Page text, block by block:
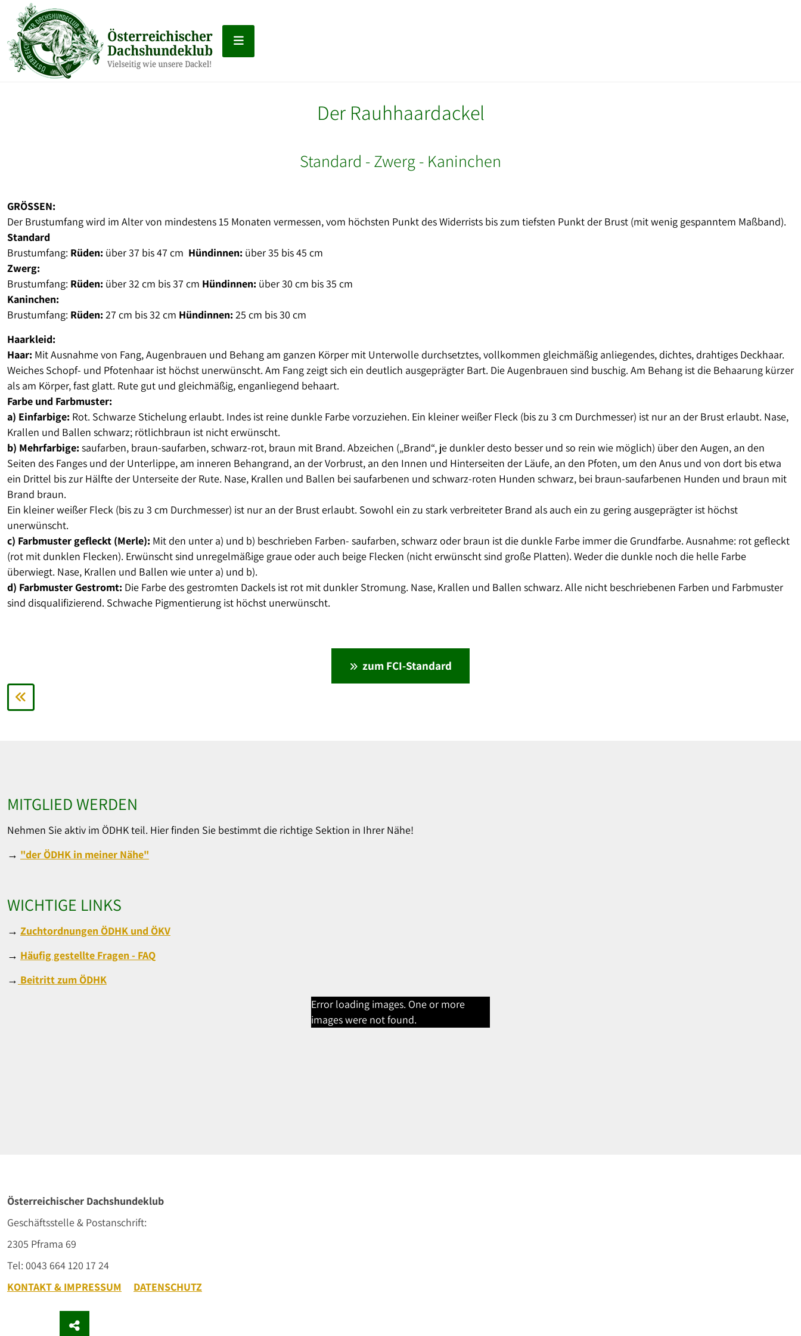
Der Rauhhaardackel
Standard - Zwerg - Kaninchen
GRÖSSEN:
Der Brustumfang wird im Alter von mindestens 15 Monaten vermessen, vom höchsten Punkt des Widerrists bis zum tiefsten Punkt der Brust (mit wenig gespanntem Maßband).
Standard
Brustumfang: Rüden: über 37 bis 47 cm Hündinnen: über 35 bis 45 cm
Zwerg:
Brustumfang: Rüden: über 32 cm bis 37 cm Hündinnen: über 30 cm bis 35 cm
Kaninchen:
Brustumfang: Rüden:27 cm bis 32 cm Hündinnen:25 cm bis 30 cm
Haarkleid:
Haar: Mit Ausnahme von Fang, Augenbrauen und Behang am ganzen Körper mit Unterwolle durchsetztes, vollkommen gleichmäßig anliegendes, dichtes, drahtiges Deckhaar.
Weiches Schopf- und Pfotenhaar ist höchst unerwünscht. Am Fang zeigt sich ein deutlich ausgeprägter Bart. Die Augenbrauen sind buschig. Am Behang ist die Behaarung kürzer
als am Körper, fast glatt. Rute gut und gleichmäßig, enganliegend behaart.
Farbe und Farbmuster:
a) Einfarbige: Rot. Schwarze Stichelung erlaubt. Indes ist reine dunkle Farbe vorzuziehen. Ein kleiner weißer Fleck (bis zu 3 cm Durchmesser) ist nur an der Brust erlaubt. Nase,
Krallen und Ballen schwarz; rötlichbraun ist nicht erwünscht.
b) Mehrfarbige:saufarben, braun-saufarben, schwarz-rot, braun mit Brand. Abzeichen („Brand“, je dunkler desto besser und so rein wie möglich) über den Augen, an den
Seiten des Fanges und der Unterlippe, am inneren Behangrand, an der Vorbrust, an den Innen und Hinterseiten der Läufe, an den Pfoten, um den Anus und von dort bis etwa
ein Drittel bis zur Hälfte der Unterseite der Rute. Nase, Krallen und Ballen bei saufarbenen und schwarz-roten Hunden schwarz, bei braun-saufarbenen Hunden und braun mit
Brand braun.
Ein kleiner weißer Fleck (bis zu 3 cm Durchmesser) ist nur an der Brust erlaubt. Sowohl ein zu stark verbreiteter Brand als auch ein zu gering ausgeprägter ist höchst
unerwünscht.
c) Farbmuster gefleckt (Merle): Mit den unter a) und b) beschrieben Farben- saufarben, schwarz oder braun ist die dunkle Farbe immer die Grundfarbe. Ausnahme: rot gefleckt
(rot mit dunklen Flecken). Erwünscht sind unregelmäßige graue oder auch beige Flecken (nicht erwünscht sind große Platten). Weder die dunkle noch die helle Farbe
überwiegt. Nase, Krallen und Ballen wie unter a) und b).
d) Farbmuster Gestromt: Die Farbe des gestromten Dackels ist rot mit dunkler Stromung. Nase, Krallen und Ballen schwarz. Alle nicht beschriebenen Farben und Farbmuster
sind disqualifizierend. Schwache Pigmentierung ist höchst unerwünscht.
zum FCI-Standard
MITGLIED WERDEN
Nehmen Sie aktiv im ÖDHK teil. Hier finden Sie bestimmt die richtige Sektion in Ihrer Nähe!
→ "der ÖDHK in meiner Nähe"
WICHTIGE LINKS
→ Zuchtordnungen ÖDHK und ÖKV
→ Häufig gestellte Fragen - FAQ
→ Beitritt zum ÖDHK
Error loading images. One or more
images were not found.
Österreichischer Dachshundeklub
Geschäftsstelle & Postanschrift:
2305 Pframa 69
Tel: 0043 664 120 17 24
KONTAKT & IMPRESSUM
DATENSCHUTZ